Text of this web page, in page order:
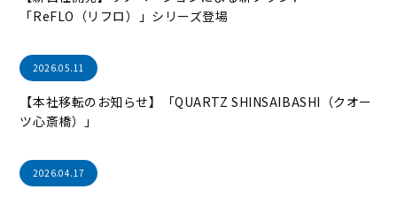
「ReFLO（リフロ）」シリーズ登場
2026.05.11
【本社移転のお知らせ】「QUARTZ SHINSAIBASHI（クオー
ツ心斎橋）」
2026.04.17